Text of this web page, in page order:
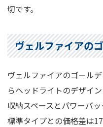
切です。
ヴェルファイアの
ヴェルファイアのゴール
らヘッドライトのデザイ
収納スペースとパワーバッ
標準タイプとの価格差は